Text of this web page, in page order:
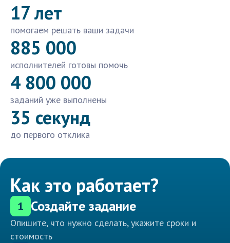
17 лет
помогаем решать ваши задачи
885 000
исполнителей готовы помочь
4 800 000
заданий уже выполнены
35 секунд
до первого отклика
Как это работает?
1 Создайте задание
Опишите, что нужно сделать, укажите сроки и
стоимость